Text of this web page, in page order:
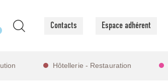
Contacts Espace adhérent
Hôtellerie - Restauration